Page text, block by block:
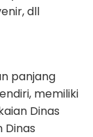
dll
panjang
memiliki
Dinas
Dinas